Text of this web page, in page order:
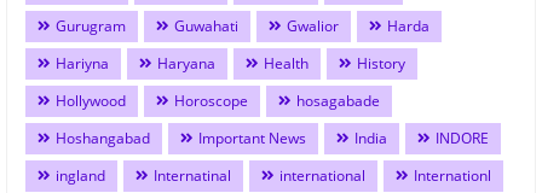
Gurugram
Guwahati Gwalior
Harda
Hariyna
Haryana Health
History
Hollywood
Horoscope
hosagabade
Hoshangabad
Important News India
INDORE
ingland
Internatinal international
Internationl